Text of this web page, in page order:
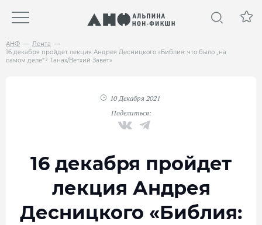
АНФ
Лента
16 декабря пройдет лекция Андрея Десницкого «Библия: что было „на
самом деле“? Танах/Ветхий Завет»
10 Декабря 2021
Поделиться:
16 декабря пройдет
лекция Андрея
Десницкого «Библия: